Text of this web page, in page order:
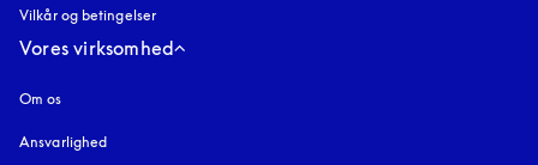
Vilkår og betingelser
Vores virksomhed
Om os
Ansvarlighed